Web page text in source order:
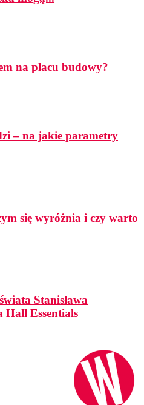
na placu budowy?
– na jakie parametry
się wyróżnia i czy warto
Stanisława
Hall Essentials